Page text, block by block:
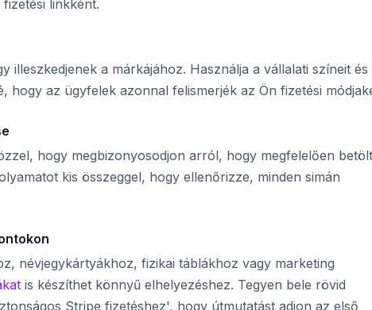
linkként.
illeszkedjenek a márkájához. Használja a vállalati színeit és
hogy az ügyfelek azonnal felismerjék az Ön fizetési
hogy megbizonyosodjon arról, hogy megfelelően
kis összeggel, hogy ellenőrizze, minden simán
névjegykártyákhoz, fizikai táblákhoz vagy marketing
is készíthet könnyű elhelyezéshez. Tegyen bele rövid
Stripe fizetéshez', hogy útmutatást adjon az első